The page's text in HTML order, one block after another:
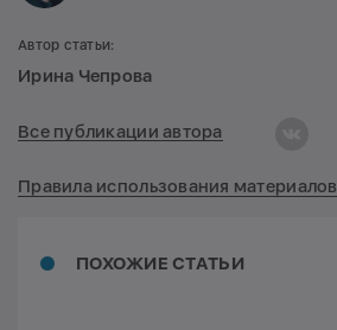
ПОХОЖИЕ СТАТЬИ
Автор статьи:
Ирина Чепрова
Все публикации автора
Правила использования материалов